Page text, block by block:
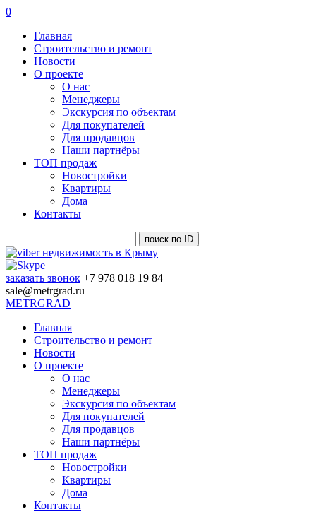
0
Главная
Строительство и ремонт
Новости
О проекте
О нас
Менеджеры
Экскурсия по объектам
Для покупателей
Для продавцов
Наши партнёры
ТОП продаж
Новостройки
Квартиры
Дома
Контакты
заказать звонок +7 978 018 19 84
sale@metrgrad.ru
METRGRAD
Главная
Строительство и ремонт
Новости
О проекте
О нас
Менеджеры
Экскурсия по объектам
Для покупателей
Для продавцов
Наши партнёры
ТОП продаж
Новостройки
Квартиры
Дома
Контакты